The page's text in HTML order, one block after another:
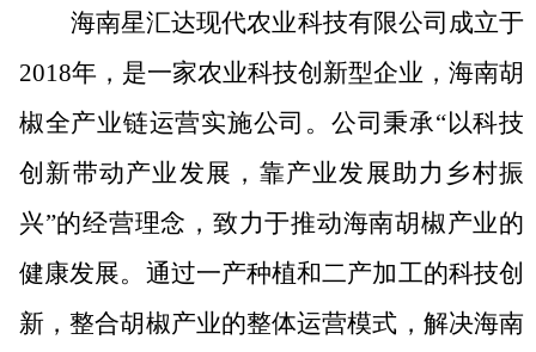
海南星汇达现代农业科技有限公司成立于
2018年，是一家农业科技创新型企业，海南胡
椒全产业链运营实施公司。公司秉承“以科技
创新带动产业发展，靠产业发展助力乡村振
兴”的经营理念，致力于推动海南胡椒产业的
健康发展。 通过一产种植和二产加工的科技创
新，整合胡椒产业的整体运营模式，解决海南